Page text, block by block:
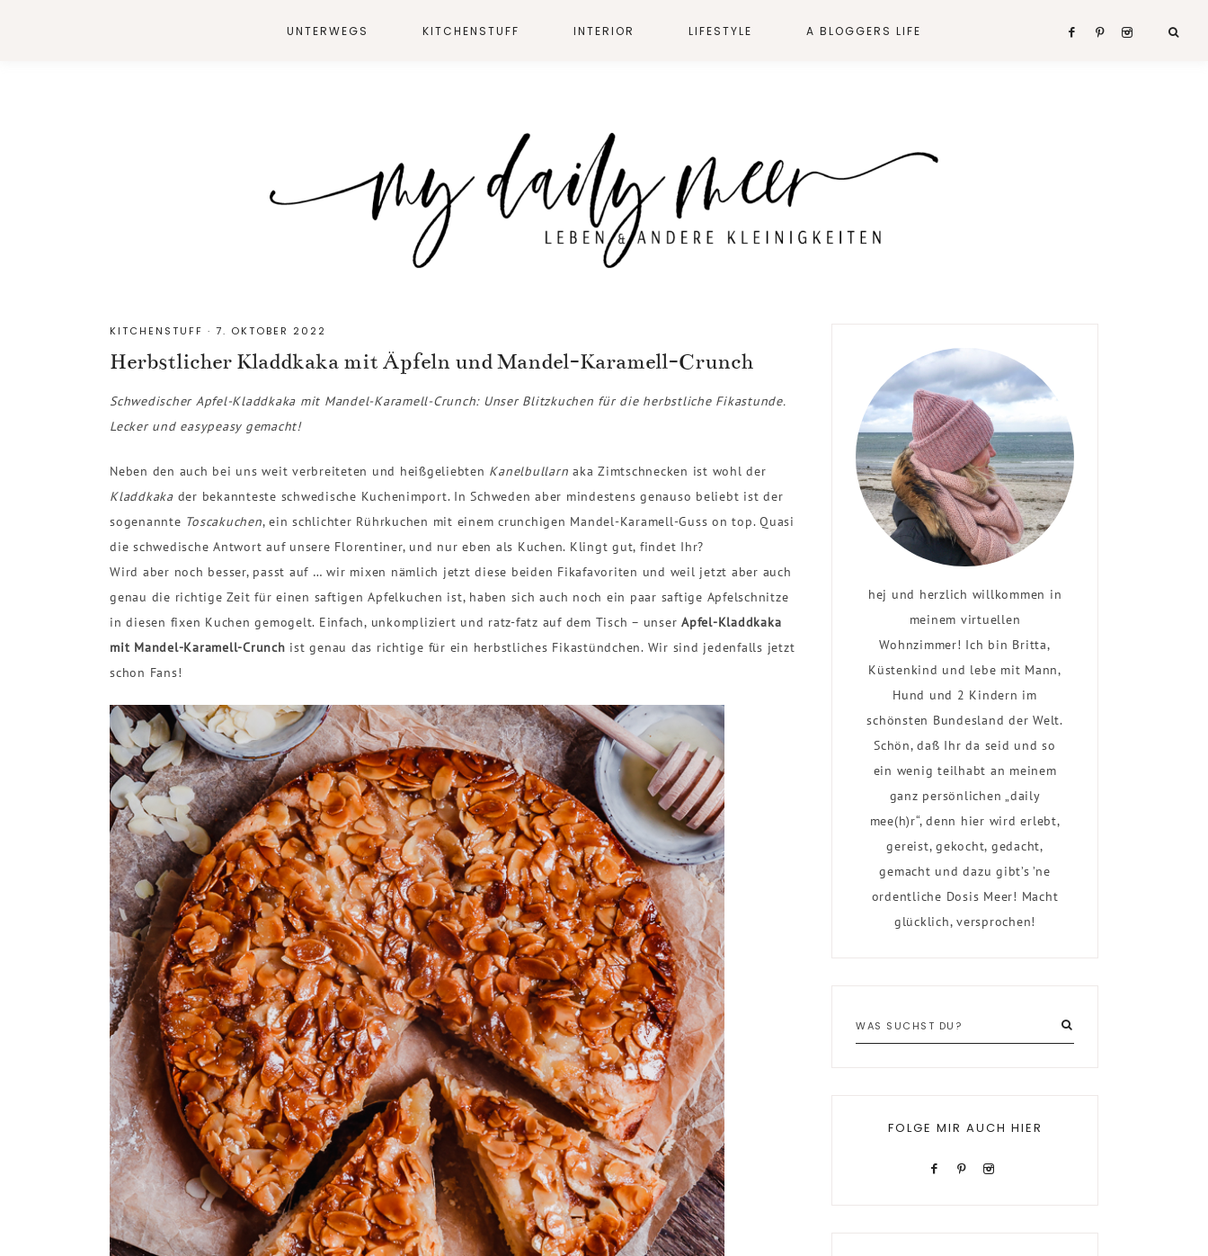
UNTERWEGS KITCHENSTUFF INTERIOR LIFESTYLE A BLOGGERS LIFE
KITCHENSTUFF · 7. OKTOBER 2022
Herbstlicher Kladdkaka mit Äpfeln und Mandel-Karamell-Crunch
Schwedischer Apfel-Kladdkaka mit Mandel-Karamell-Crunch: Unser Blitzkuchen für die herbstliche Fikastunde.
Lecker und easypeasy gemacht!
Neben den auch bei uns weit verbreiteten und heißgeliebten Kanelbullarn aka Zimtschnecken ist wohl der
Kladdkakader bekannteste schwedische Kuchenimport. In Schweden aber mindestens genauso beliebt ist der
sogenannte Toscakuchen, ein schlichter Rührkuchen mit einem crunchigen Mandel-Karamell-Guss on top. Quasi
die schwedische Antwort auf unsere Florentiner, und nur eben als Kuchen. Klingt gut, findet Ihr?
Wird aber noch besser, passt auf … wir mixen nämlich jetzt diese beiden Fikafavoriten und weil jetzt aber auch
genau die richtige Zeit für einen saftigen Apfelkuchen ist, haben sich auch noch ein paar saftige Apfelschnitze
in diesen fixen Kuchen gemogelt. Einfach, unkompliziert und ratz-fatz auf dem Tisch – unser Apfel-Kladdkaka
mit Mandel-Karamell-Crunch ist genau das richtige für ein herbstliches Fikastündchen. Wir sind jedenfalls jetzt
schon Fans!
hej und herzlich willkommen in
meinem virtuellen
Wohnzimmer! Ich bin Britta,
Küstenkind und lebe mit Mann,
Hund und 2 Kindern im
schönsten Bundesland der Welt.
Schön, daß Ihr da seid und so
ein wenig teilhabt an meinem
ganz persönlichen „daily
mee(h)r“, denn hier wird erlebt,
gereist, gekocht, gedacht,
gemacht und dazu gibt’s ’ne
ordentliche Dosis Meer! Macht
glücklich, versprochen!
FOLGE MIR AUCH HIER